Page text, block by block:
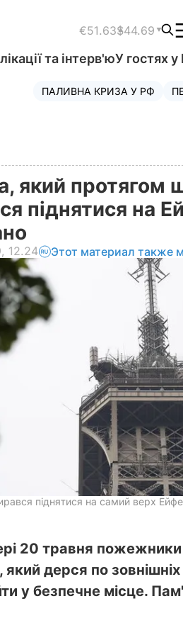
€51.63$44.69
та інтерв'юУ гостях
ПАЛИВНА КРИЗА У РФ
який протягом
піднятися на
12.24 Этот материал также
піднятися на самий верх
20 травня пожежники
який дерся по
у безпечне місце.